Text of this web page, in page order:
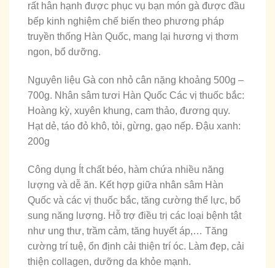
rất hân hạnh được phục vụ bạn món gà được đầu
bếp kinh nghiệm chế biến theo phương pháp
truyền thống Hàn Quốc, mang lại hương vị thơm
ngon, bổ dưỡng.
Nguyên liệu Gà con nhỏ cân nặng khoảng 500g –
700g. Nhân sâm tươi Hàn Quốc Các vị thuốc bắc:
Hoàng kỳ, xuyên khung, cam thảo, đương quy.
Hạt dẻ, táo đỏ khô, tỏi, gừng, gạo nếp. Đậu xanh:
200g
Công dụng Ít chất béo, hàm chứa nhiều năng
lượng và dễ ăn. Kết hợp giữa nhân sâm Hàn
Quốc và các vị thuốc bắc, tăng cường thể lực, bổ
sung năng lượng. Hỗ trợ điều trị các loại bệnh tật
như ung thư, trầm cảm, tăng huyết áp,… Tăng
cường trí tuệ, ổn định cải thiện trí óc. Làm đẹp, cải
thiện collagen, dưỡng da khỏe mạnh.